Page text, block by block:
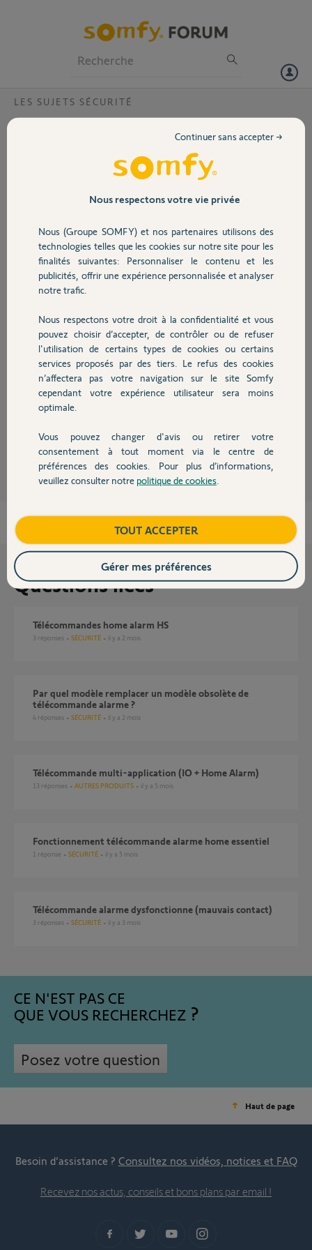
Volet
Sécurité
Domotique
Chauffage
Autres produits
Devis avec un pro
Contact
LES SUJETS SÉCURITÉ
Problème fonctionnement télécommande
Le voyant rouge s'allume mais pas le vert, donc mon alarme ne
s'enclenche pas. Mais ce qui est surprenant c'est que quelquefois il
n'y a pas de problème. Cela vient-il de la télécommande? Dois-je
marcel D.
il y a plus de 8 ans
Participer au fil de discussion
Réponses
Bonsoir
ça peut également venir des piles du transmetteur même si ça n'est pas
signalé.
Anonyme il y a plus de 8 ans
Questions liées
Télécommandes home alarm HS
3 réponses SÉCURITÉ il y a 2 mois
Par quel modèle remplacer un modèle obsolète de
télécommande alarme ?
4 réponses SÉCURITÉ il y a 2 mois
Télécommande multi-application (IO + Home Alarm)
13 réponses AUTRES PRODUITS il y a 5 mois
Fonctionnement télécommande alarme home essentiel
1 réponse SÉCURITÉ il y a 5 mois
télécommande alarme dysfonctionne (mauvais contact)
3 réponses SÉCURITÉ il y a 3 mois
CE N'EST PAS CE
QUE VOUS RECHERCHEZ
Posez votre question
Haut de page
Besoin d’assistance ? Consultez nos vidéos, notices et FAQ
Recevez nos actus, conseils et bons plans par email !
Nous respectons votre vie privée
Nous (Groupe SOMFY) et nos partenaires utilisons des
technologies telles que les cookies sur notre site pour les
finalités suivantes: Personnaliser le contenu et les
publicités, offrir une expérience personnalisée et analyser
notre trafic.
Nous respectons votre droit à la confidentialité et vous
pouvez choisir d’accepter, de contrôler ou de refuser
l'utilisation de certains types de cookies ou certains
services proposés par des tiers. Le refus des cookies
n’affectera pas votre navigation sur le site Somfy
cependant votre expérience utilisateur sera moins
optimale.
Vous pouvez changer d'avis ou retirer votre
consentement à tout moment via le centre de
préférences des cookies. Pour plus d’informations,
veuillez consulter notre politique de cookies
Continuer sans accepter →
TOUT ACCEPTER
Gérer mes préférences